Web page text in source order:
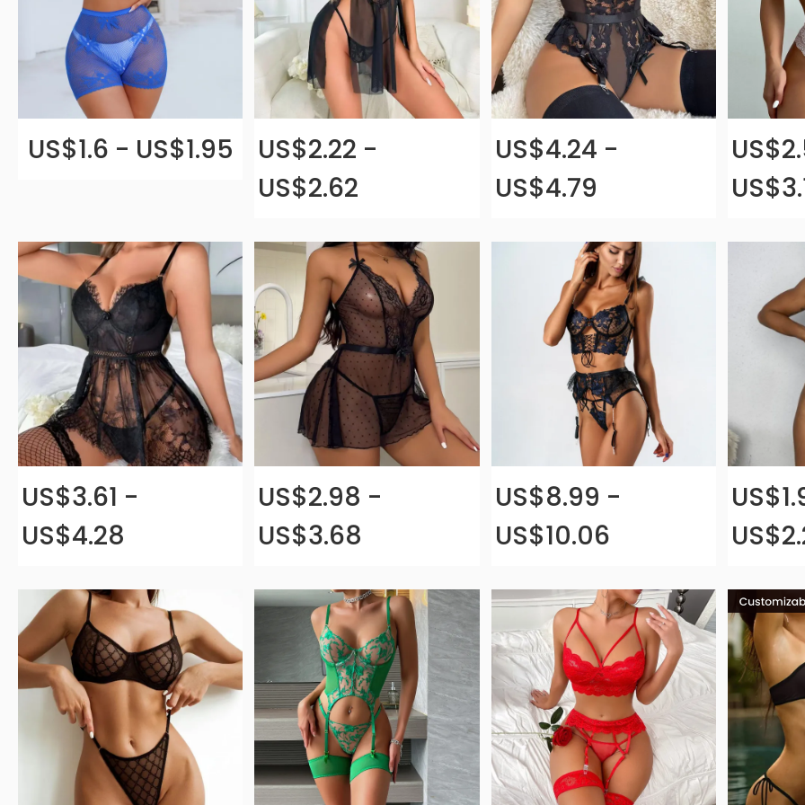
US$1.6 - US$1.95
US$2.22 -
US$2.62
US$4.24 -
US$4.79
US$3.61 -
US$4.28
US$2.98 -
US$3.68
US$8.99 -
US$10.06